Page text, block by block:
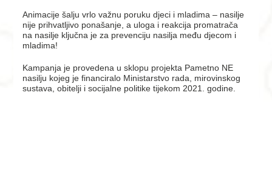
Animacije šalju vrlo važnu poruku djeci i mladima – nasilje
nije prihvatljivo ponašanje, a uloga i reakcija promatrača
na nasilje ključna je za prevenciju nasilja među djecom i
mladima!
Kampanja je provedena u sklopu projekta Pametno NE
nasilju kojeg je financiralo Ministarstvo rada, mirovinskog
sustava, obitelji i socijalne politike tijekom 2021. godine.